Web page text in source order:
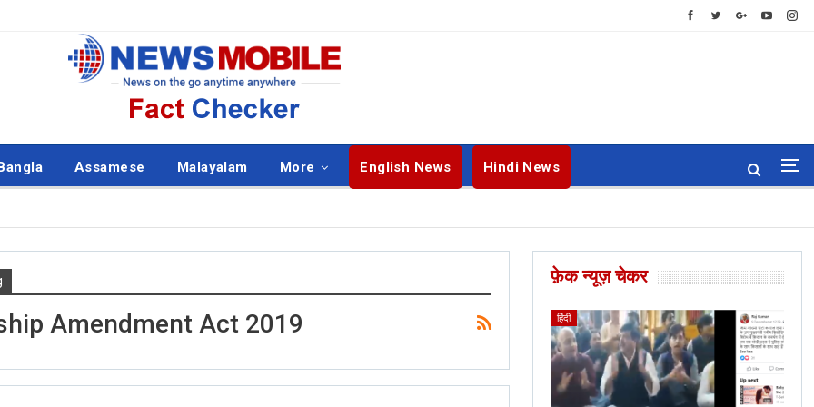
Assamese Malayalam More English News Hindi News
Amendment Act 2019
फ़ेक न्यूज़ चेकर
हिंदी
ENGLISH BANGLA